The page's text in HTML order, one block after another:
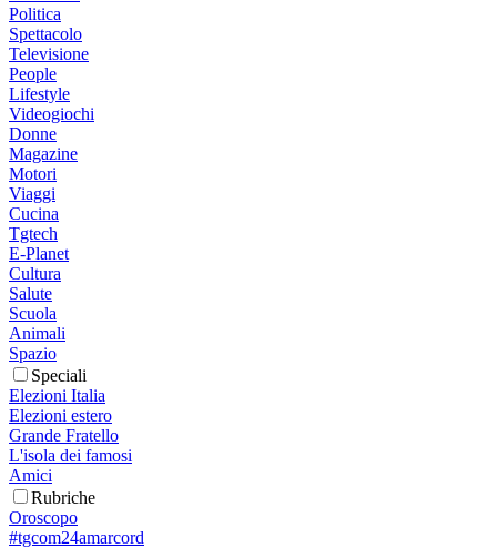
Politica
Spettacolo
Televisione
People
Lifestyle
Videogiochi
Donne
Magazine
Motori
Viaggi
Cucina
Tgtech
E-Planet
Cultura
Salute
Scuola
Animali
Spazio
Speciali
Elezioni Italia
Elezioni estero
Grande Fratello
L'isola dei famosi
Amici
Rubriche
Oroscopo
#tgcom24amarcord